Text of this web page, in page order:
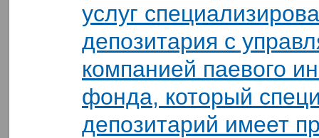
услуг
депозитария с
компанией паевого
фонда, который
депозитарий имеет